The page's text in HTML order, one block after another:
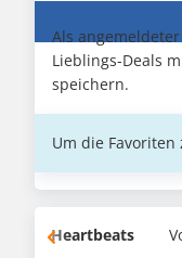
Als
Lieblings-Deals
speichern.
Um die Favoriten
Heartbeats